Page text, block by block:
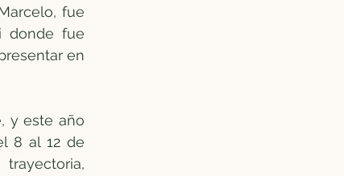
fue
donde fue
en
y este año
8 al 12 de